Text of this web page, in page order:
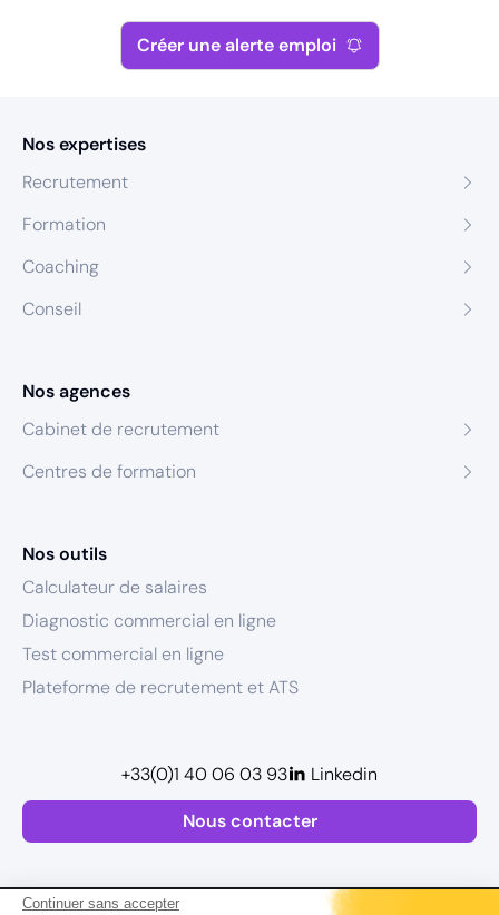
Continuer sans accepter
Créer une alerte emploi
Nos expertises
Recrutement
Formation
Coaching
Conseil
Nos agences
Cabinet de recrutement
Centres de formation
Nos outils
Calculateur de salaires
Diagnostic commercial en ligne
Test commercial en ligne
Plateforme de recrutement et ATS
Nous contacter
+33(0)1 40 06 03 93 Linkedin